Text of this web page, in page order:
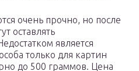
очень прочно, но после
оставлять
является
только для картин
до 500 граммов. Цена